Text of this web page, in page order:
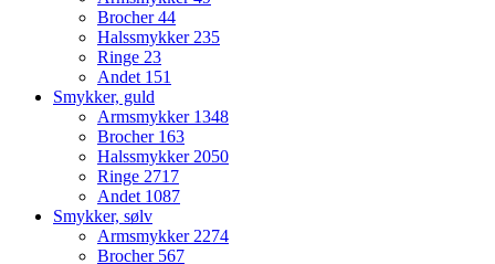
Brocher44
Halssmykker235
Ringe 23
Andet 151
Smykker, guld
Armsmykker 1348
Brocher 163
Halssmykker2050
Ringe 2717
Andet 1087
Smykker, sølv
Armsmykker2274
Brocher 567